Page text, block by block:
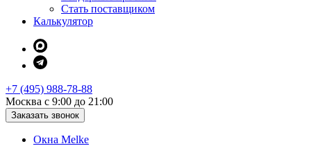
Стать поставщиком
Калькулятор
+7 (495) 988-78-88
Москва с 9:00 до 21:00
Заказать звонок
Окна Melke